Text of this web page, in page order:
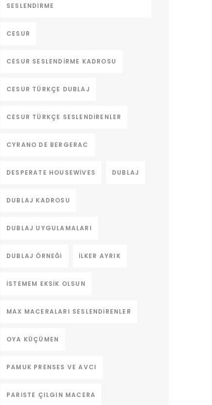
SESLENDIRME
CESUR
CESUR SESLENDIRME KADROSU
CESUR TÜRKÇE DUBLAJ
CESUR TÜRKÇE SESLENDIRENLER
CYRANO DE BERGERAC
DESPERATE HOUSEWIVES DUBLAJ
DUBLAJ KADROSU
DUBLAJ UYGULAMALARI
DUBLAJ ÖRNEĞI ILKER AYRIK
ISTEMEM EKSIK OLSUN
MAX MACERALARI SESLENDIRENLER
OYA KÜÇÜMEN
PAMUK PRENSES VE AVCI
PARISTE ÇILGIN MACERA